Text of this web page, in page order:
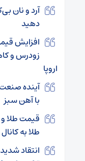
دهید
افزایش
زودرس و
اروپا
آینده صنعت
با آهن سبز
طلا به کانال ۹ میلیون تومان باز میگردد؟
انتقاد